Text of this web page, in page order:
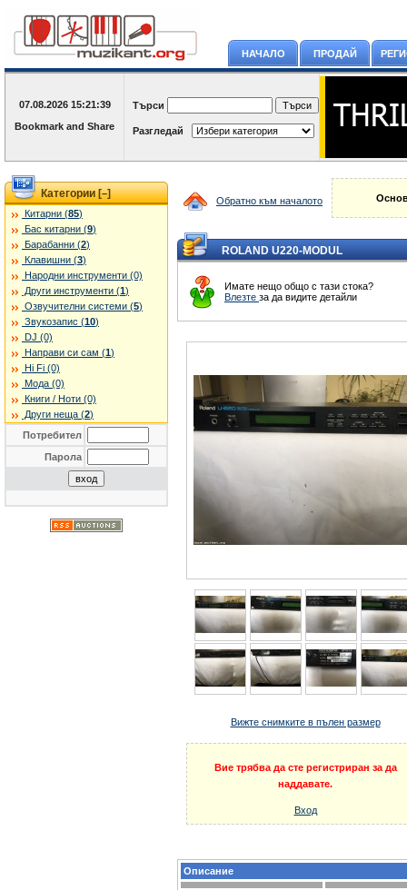
НАЧАЛО ПРОДАЙ
07.08.2026 15:21:39 Търси
Разгледай
Категории [–]
Китарни (85)
Бас китарни (9)
Барабанни (2)
Клавишни (3)
Народни инструменти (0)
Други инструменти (1)
Озвучителни системи (5)
Звукозапис (10)
DJ (0)
Направи си сам (1)
Hi Fi (0)
Мода (0)
Книги / Ноти (0)
Други неща (2)
Потребител
Парола
Обратно към началото
ROLAND U220-MODUL
Имате нещо общо с тази стока?
Влезте за да видите детайли
Вижте снимките в пълен размер
Вие трябва да сте регистриран за да
наддавате.
Вход
Описание